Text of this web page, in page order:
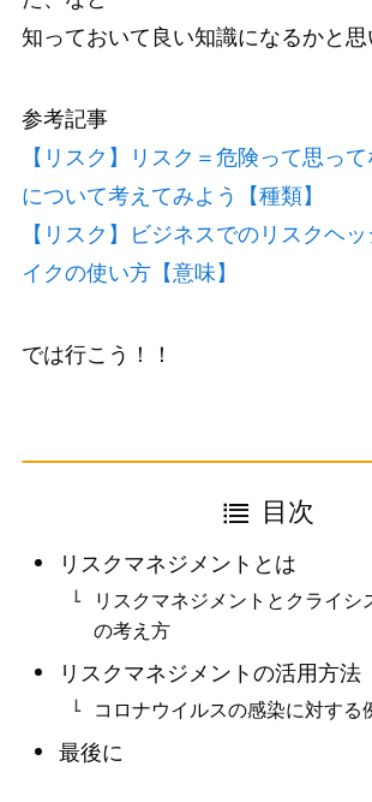
知っておいて良い知識になるかと思
参考記事
【リスク】リスク＝危険って思っ
について考えてみよう【種類】
【リスク】ビジネスでのリスクヘ
イクの使い方【意味】
では行こう！！
目次
リスクマネジメントとは
リスクマネジメントとクライシ
の考え方
リスクマネジメントの活用方法
コロナウイルスの感染に対する
最後に